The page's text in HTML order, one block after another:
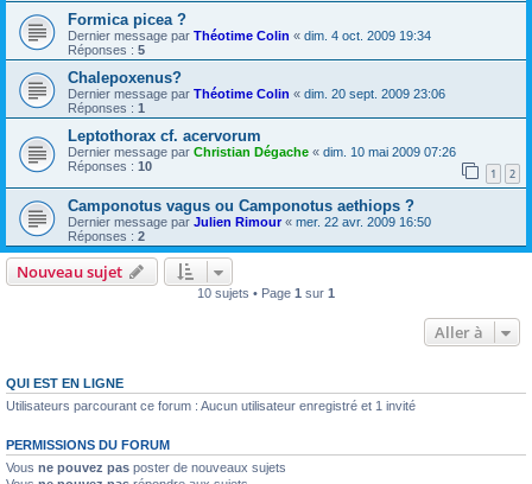
Formica picea ?
Dernier message par Théotime Colin « dim. 4 oct. 2009 19:34
Réponses : 5
Chalepoxenus?
Dernier message par Théotime Colin « dim. 20 sept. 2009 23:06
Réponses : 1
Leptothorax cf. acervorum
Dernier message par Christian Dégache « dim. 10 mai 2009 07:26
Réponses : 10 1 2
Camponotus vagus ou Camponotus aethiops ?
Dernier message par Julien Rimour« mer. 22 avr. 2009 16:50
Réponses : 2
Nouveau sujet
10 sujets • Page 1 sur 1
Aller à
QUI EST EN LIGNE
Utilisateurs parcourant ce forum : Aucun utilisateur enregistré et 1 invité
PERMISSIONS DU FORUM
Vous ne pouvez pas poster de nouveaux sujets